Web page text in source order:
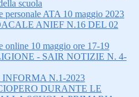
scuola
personale ATA 10 maggio 2023
ANIEF N.16 DEL 02
online 10 maggio ore 17-19
- SAIR NOTIZIE N. 4-
N.1-2023
DURANTE LE